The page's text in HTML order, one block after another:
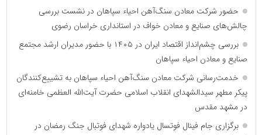
حضور شرکت معادن سنگ‌آهن احیاء سپاهان در نشست بررسی
چالش‌های صنایع و معادن خواف در استانداری خراسان رضوی
بررسی چشم‌انداز اقتصاد ایران در ۱۴۰۵ با حضور مدیران ارشد مجتمع
صنایع و معادن احیاء سپاهان
خدمت‌رسانی شرکت معادن سنگ‌آهن احیاء سپاهان به تشییع‌کنندگان
پیکر مطهر سیدالشهدای انقلاب اسلامی حضرت آیت‌الله العظمی خامنه‌ای
در مشهد مقدس
برگزاری جام فینال فوتسال یادواره شهدای فوتبال جنگ رمضان در